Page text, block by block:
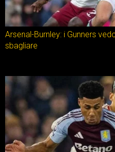
Arsenal-Burnley: i Gunners
sbagliare